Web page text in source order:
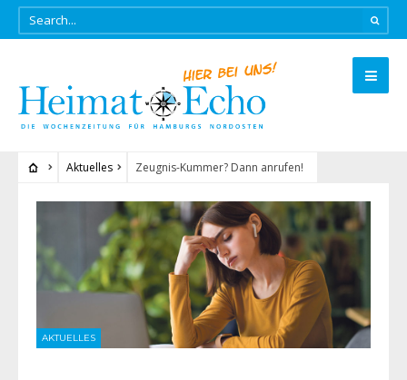
Aktuelles Zeugnis-Kummer? Dann anrufen!
AKTUELLES